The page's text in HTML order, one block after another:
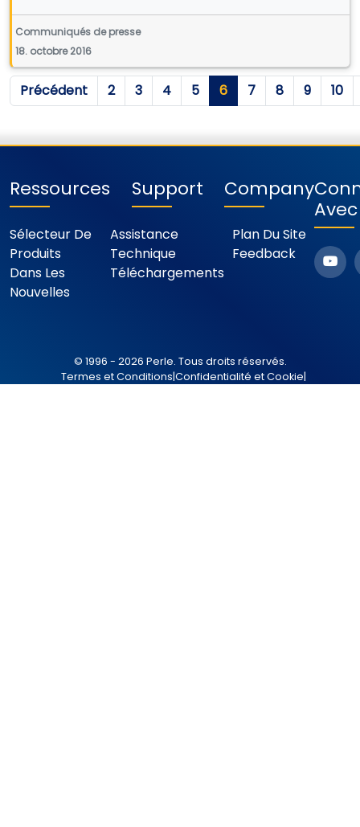
Communiqués de presse
18. octobre 2016
Précédent 2 3 4 5 6 7 8 9 10
Ressources
Sélecteur De
Produits
Dans Les
Nouvelles
Support
Assistance
Technique
Téléchargements
Company
Plan Du Site
Feedback
© 1996 - 2026 Perle. Tous droits réservés.
Termes et Conditions|Confidentialité et Cookie|